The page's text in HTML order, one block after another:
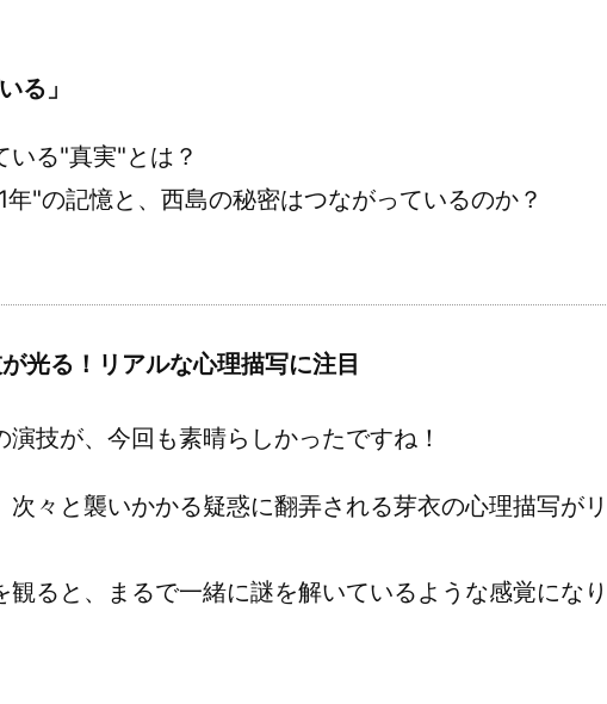
る」
いる"真実"とは？
"の記憶と、西島の秘密はつながっているのか？
光る！リアルな心理描写に注目
演技が、今回も素晴らしかったですね！
々と襲いかかる疑惑に翻弄される芽衣の心理描写がリ
ると、まるで一緒に謎を解いているような感覚になり